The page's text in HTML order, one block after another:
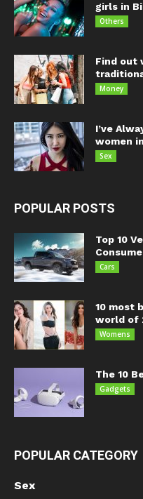
girls in
Others
Find out
Money
I’ve
women
Sex
POPULAR POSTS
Top 10
Cars
10 most
world of
Womens
The 10
Gadgets
POPULAR CATEGORY
Sex